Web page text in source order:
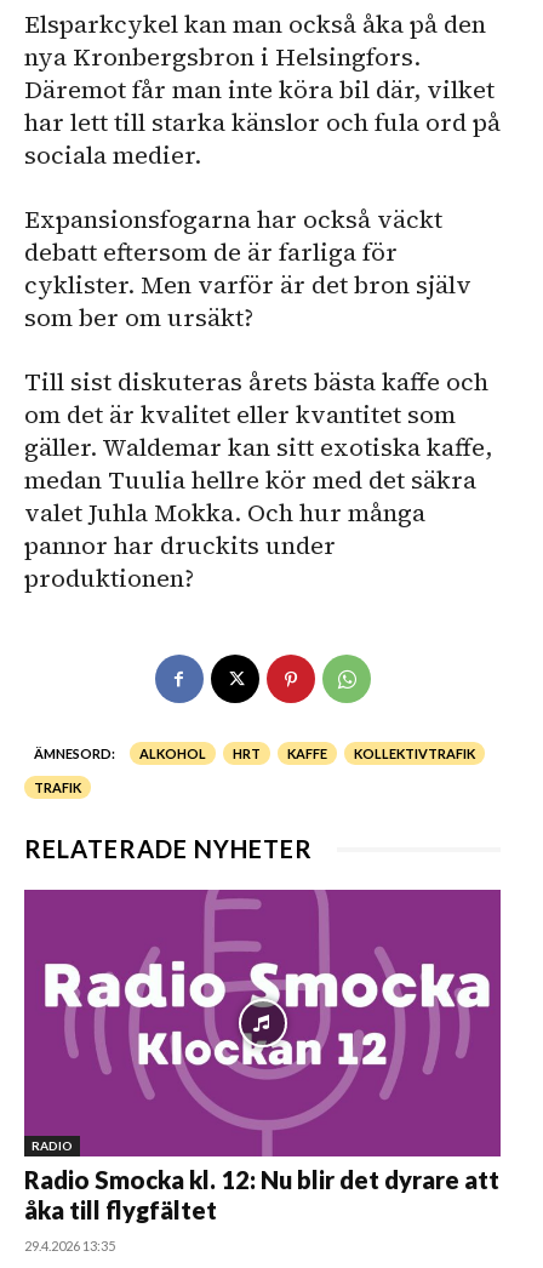
Elsparkcykel kan man också åka på den
nya Kronbergsbron i Helsingfors.
Däremot får man inte köra bil där, vilket
har lett till starka känslor och fula ord på
sociala medier.
Expansionsfogarna har också väckt
debatt eftersom de är farliga för
cyklister. Men varför är det bron själv
som ber om ursäkt?
Till sist diskuteras årets bästa kaffe och
om det är kvalitet eller kvantitet som
gäller. Waldemar kan sitt exotiska kaffe,
medan Tuulia hellre kör med det säkra
valet Juhla Mokka. Och hur många
pannor har druckits under
produktionen?
ÄMNESORD: ALKOHOL HRT KAFFE KOLLEKTIVTRAFIK
TRAFIK
RELATERADE NYHETER
RADIO
Radio Smocka kl. 12: Nu blir det dyrare att
åka till flygfältet
29.4.2026 13:35